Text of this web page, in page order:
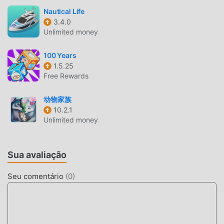
parceiros ao redor do mundo.
TELA ATRAENTE
Como jogos tradicionais de simulation ,Goat Sim 3 tem um
esitlo artístico único, e seu gráfico de alta qualidade,
mapas e personagens fazem com que o Goat Sim 3 atraia
muitos fãs de simulation , e comparado com os jogos
tradicionais de simulation , Goat Sim 3 1.1.6.3 adotou um
mecanismo virtual atualizado com atualizações ousadas.
Com tecnologia avançada, a experiência de tela do jogo foi
sensorial do usuário foi melhorada. Existem diferentes
garantindo que todos os amantes de jogos de simulation
Nautical Life
3.4.0
Unlimited money
100 Years
1.5.25
Free Rewards
动物家族
10.2.1
Unlimited money
Sua avaliação
Seu comentário (0)